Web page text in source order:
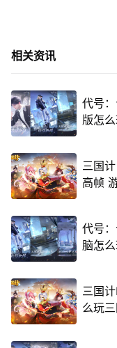
相关资讯
代号
版怎
三国
高帧
代号
脑怎
三国
么玩